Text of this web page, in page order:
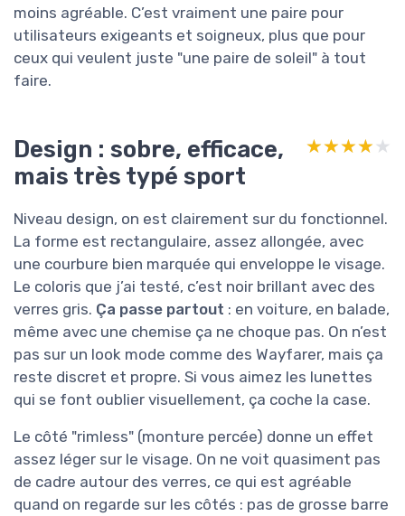
moins agréable. C’est vraiment une paire pour
utilisateurs exigeants et soigneux, plus que pour
ceux qui veulent juste "une paire de soleil" à tout
faire.
Design : sobre, efficace,
mais très typé sport
★★★★★
★★★★★
Niveau design, on est clairement sur du fonctionnel.
La forme est rectangulaire, assez allongée, avec
une courbure bien marquée qui enveloppe le visage.
Le coloris que j’ai testé, c’est noir brillant avec des
verres gris. Ça passe partout : en voiture, en balade,
même avec une chemise ça ne choque pas. On n’est
pas sur un look mode comme des Wayfarer, mais ça
reste discret et propre. Si vous aimez les lunettes
qui se font oublier visuellement, ça coche la case.
Le côté "rimless" (monture percée) donne un effet
assez léger sur le visage. On ne voit quasiment pas
de cadre autour des verres, ce qui est agréable
quand on regarde sur les côtés : pas de grosse barre